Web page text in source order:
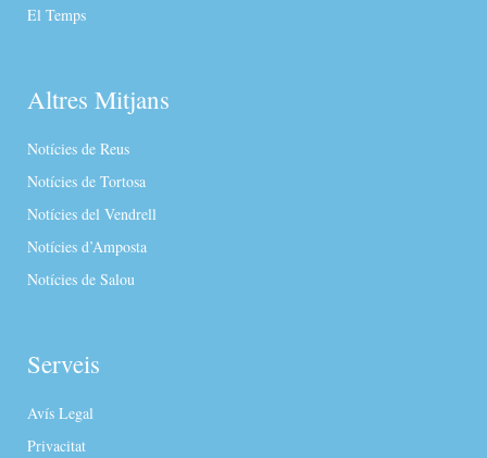
El Temps
Altres Mitjans
Notícies de Reus
Notícies de Tortosa
Notícies del Vendrell
Notícies d’Amposta
Notícies de Salou
Serveis
Avís Legal
Privacitat